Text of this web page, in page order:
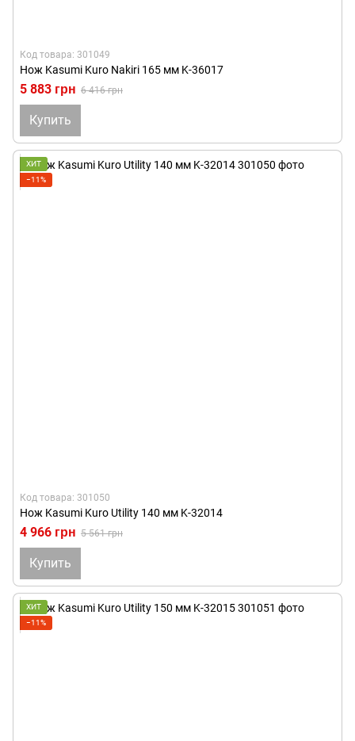
Код товара: 301049
Нож Kasumi Kuro Nakiri 165 мм K-36017
5 883 грн 6 416 грн
Купить
ХИТ
−11%
Код товара: 301050
Нож Kasumi Kuro Utility 140 мм K-32014
4 966 грн 5 561 грн
Купить
ХИТ
−11%